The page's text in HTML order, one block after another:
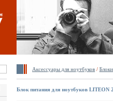
Аксессуары для ноутбуков /
Блок питания для ноутбуков LITEON